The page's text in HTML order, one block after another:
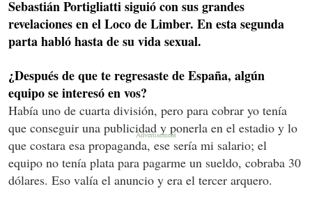
Sebastián Portigliatti siguió con sus grandes
revelaciones en el Loco de Limber. En esta segunda
parta habló hasta de su vida sexual.
¿Después de que te regresaste de España, algún
equipo se interesó en vos?
Había uno de cuarta división, pero para cobrar yo tenía
que conseguir una publicidad y ponerla en el estadio y lo
que costara esa propaganda, ese sería mi salario; el
equipo no tenía plata para pagarme un sueldo, cobraba 30
dólares. Eso valía el anuncio y era el tercer arquero.